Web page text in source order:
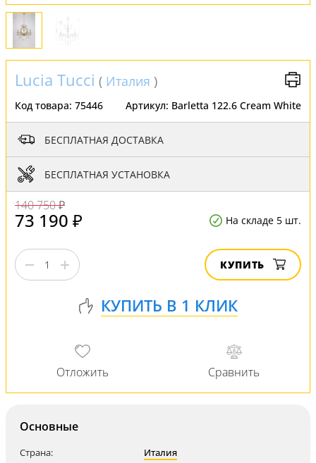
Lucia Tucci ( Италия )
Код товара: 75446 Артикул: Barletta 122.6 Cream White
БЕСПЛАТНАЯ ДОСТАВКА
БЕСПЛАТНАЯ УСТАНОВКА
140 750 ₽
73 190 ₽ На складе 5 шт.
КУПИТЬ
Основные
Страна:
Италия